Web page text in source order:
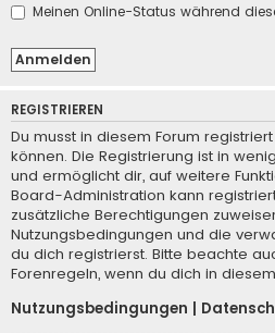
Meinen Online-Status während
REGISTRIEREN
Du musst in diesem Forum
können. Die Registrierung ist in
und ermöglicht dir, auf weitere
Board-Administration kann
zusätzliche Berechtigungen
Nutzungsbedingungen und die
du dich registrierst. Bitte beachte
Forenregeln, wenn du dich in
Nutzungsbedingungen |